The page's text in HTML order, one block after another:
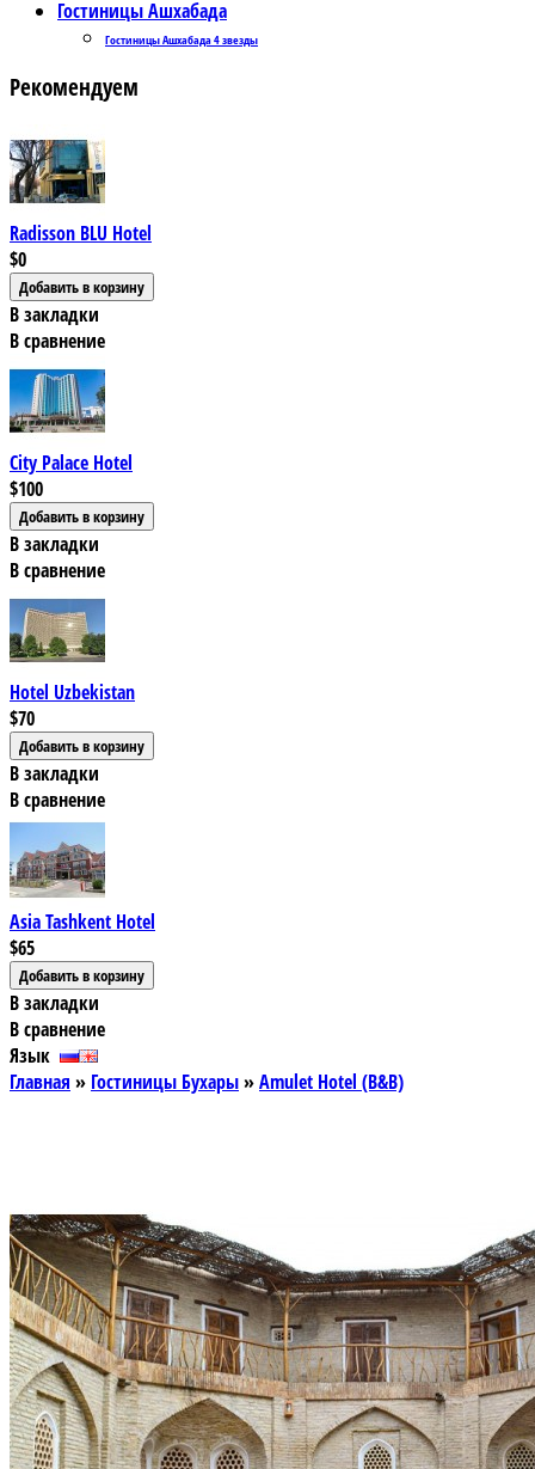
Гостиницы Ашхабада
Гостиницы Ашхабада 4 звезды
Рекомендуем
Radisson BLU Hotel
$0
В закладки
В сравнение
City Palace Hotel
$100
В закладки
В сравнение
Hotel Uzbekistan
$70
В закладки
В сравнение
Asia Tashkent Hotel
$65
В закладки
В сравнение
Язык
Главная » Гостиницы Бухары»Amulet Hotel (B&B)